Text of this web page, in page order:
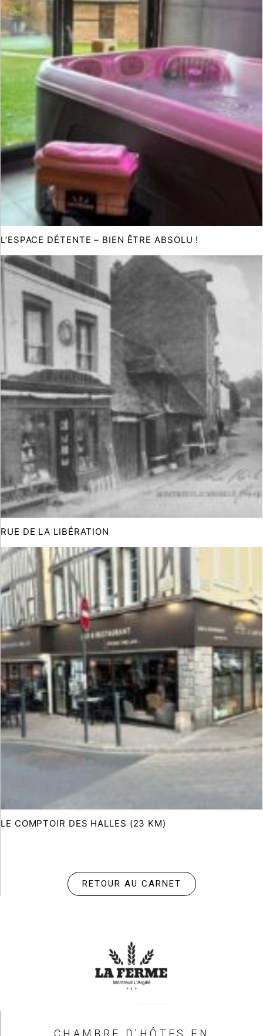
L’ESPACE DÉTENTE – BIEN ÊTRE ABSOLU !
RUE DE LA LIBÉRATION
LE COMPTOIR DES HALLES (23 KM)
RETOUR AU CARNET
CHAMBRE D'HÔTES EN